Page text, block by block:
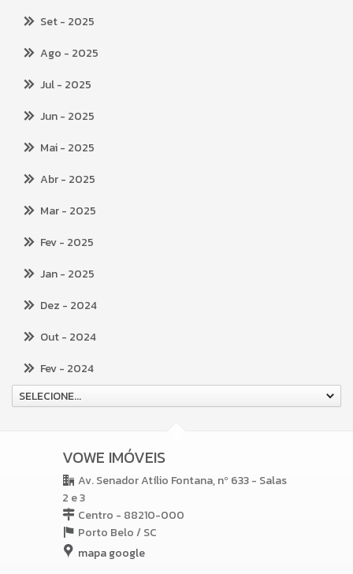
Set- 2025
Ago - 2025
Jul- 2025
Jun- 2025
Mai- 2025
Abr- 2025
Mar- 2025
Fev- 2025
Jan- 2025
Dez - 2024
Out- 2024
Fev- 2024
SELECIONE...
VOWE IMÓVEIS
Av. Senador Atílio Fontana, nº 633 - Salas
2 e 3
Centro - 88210-000
Porto Belo /SC
mapa google